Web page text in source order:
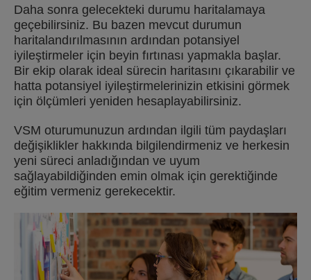
Daha sonra gelecekteki durumu haritalamaya
geçebilirsiniz. Bu bazen mevcut durumun
haritalandırılmasının ardından potansiyel
iyileştirmeler için beyin fırtınası yapmakla başlar.
Bir ekip olarak ideal sürecin haritasını çıkarabilir ve
hatta potansiyel iyileştirmelerinizin etkisini görmek
için ölçümleri yeniden hesaplayabilirsiniz.
VSM oturumunuzun ardından ilgili tüm paydaşları
değişiklikler hakkında bilgilendirmeniz ve herkesin
yeni süreci anladığından ve uyum
sağlayabildiğinden emin olmak için gerektiğinde
eğitim vermeniz gerekecektir.